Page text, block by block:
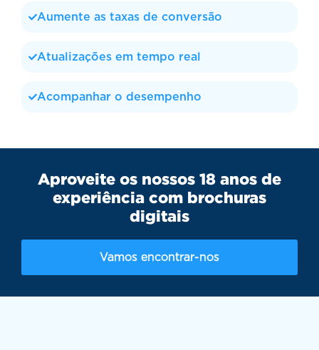
Aumente as taxas de conversão
Atualizações em tempo real
Acompanhar o desempenho
Aproveite os nossos 18 anos de
experiência com brochuras
digitais
Vamos encontrar-nos